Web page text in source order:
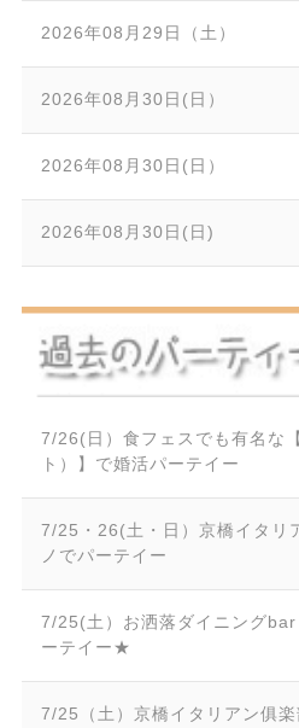
2026年08月29日（土）
2026年08月30日(日）
2026年08月30日(日）
2026年08月30日(日)
7/26(日）食フェスでも有名な
ト）】で婚活パーテイー
7/25・26(土・日）京橋イタリ
ノでパーテイー
7/25(土）お洒落ダイニング
ーテイー★
7/25（土）京橋イタリアン俱